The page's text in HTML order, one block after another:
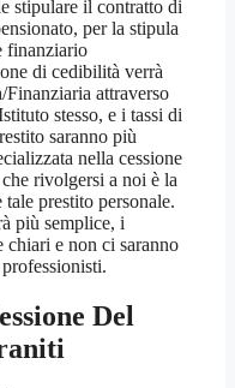
stipulare il contratto di
per la stipula
finanziario
di cedibilità verrà
Finanziaria attraverso
stesso, e i tassi di
saranno più
nella cessione
rivolgersi a noi è la
prestito personale.
più semplice, i
chiari e non ci saranno
Del